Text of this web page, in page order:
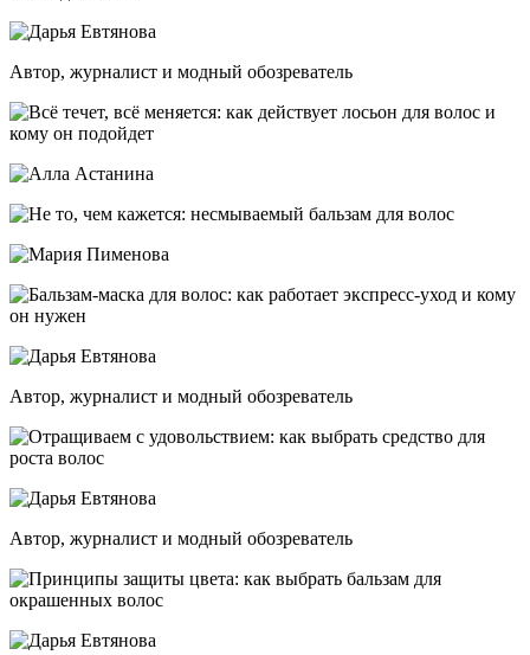
Автор, журналист и модный обозреватель
Автор, журналист и модный обозреватель
Автор, журналист и модный обозреватель